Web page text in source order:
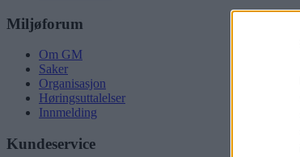
Miljøforum
Om GM
Saker
Organisasjon
Høringsuttalelser
Innmelding
Kundeservice